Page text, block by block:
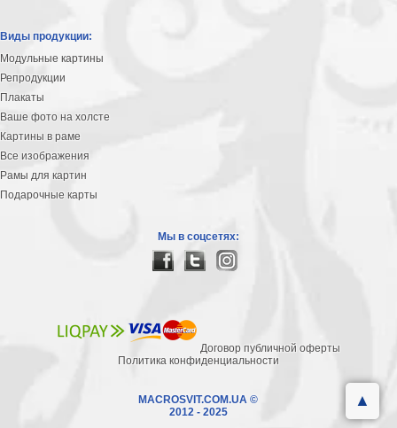
Виды продукции:
Модульные картины
Репродукции
Плакаты
Ваше фото на холсте
Картины в раме
Все изображения
Рамы для картин
Подарочные карты
Мы в соцсетях:
Договор публичной оферты
Политика конфиденциальности
MACROSVIT.COM.UA ©
2012 - 2025
▲